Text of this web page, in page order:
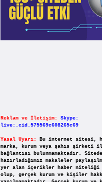
Reklam ve İletişim:
Skype:
live:.cid.575569c608265c69
Yasal Uyarı:
Bu internet sitesi,
marka, kurum veya şahıs şirketi
bağlantısı bulunmamaktadır.
hazırladığımız makaleler
yer alan içerikler haber niteliği
olup, gerçek kurum ve kişiler